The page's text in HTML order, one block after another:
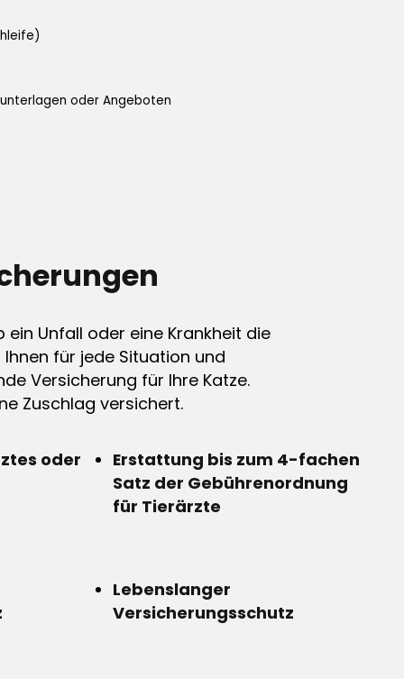
oder Angeboten
Unfall oder eine Krankheit die
für jede Situation und
Versicherung für Ihre Katze.
Zuschlag versichert.
oder
Erstattung bis zum 4-fachen
Satz der Gebührenordnung
für Tierärzte
Lebenslanger
Versicherungsschutz